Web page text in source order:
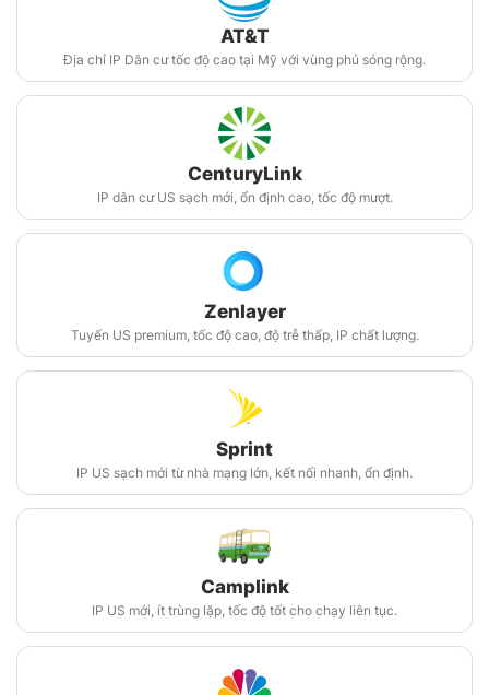
AT&T
Địa chỉ IP Dân cư tốc độ cao tại Mỹ với vùng phủ sóng rộng.
CenturyLink
IP dân cư US sạch mới, ổn định cao, tốc độ mượt.
Zenlayer
Tuyến US premium, tốc độ cao, độ trễ thấp, IP chất lượng.
Sprint
IP US sạch mới từ nhà mạng lớn, kết nối nhanh, ổn định.
Camplink
IP US mới, ít trùng lặp, tốc độ tốt cho chạy liên tục.